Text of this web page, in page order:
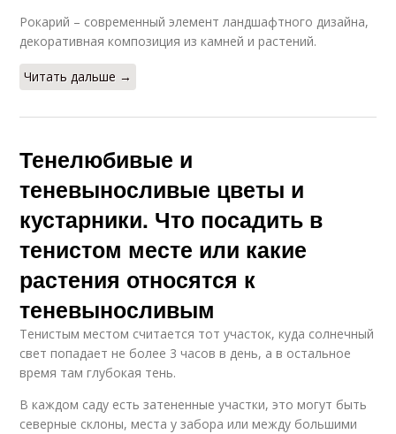
Рокарий – современный элемент ландшафтного дизайна,
декоративная композиция из камней и растений.
Читать дальше →
Тенелюбивые и
теневыносливые цветы и
кустарники. Что посадить в
тенистом месте или какие
растения относятся к
теневыносливым
Тенистым местом считается тот участок, куда солнечный
свет попадает не более 3 часов в день, а в остальное
время там глубокая тень.
В каждом саду есть затененные участки, это могут быть
северные склоны, места у забора или между большими